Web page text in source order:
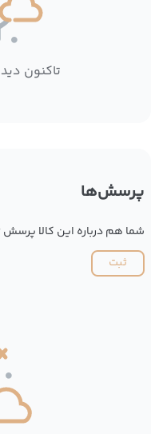
تاکنون
پرسش‌ها
شما هم درباره این کالا
ثبت